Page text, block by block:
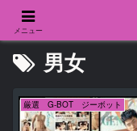
男女
厳選 G-BOT ジーボット
メニュー